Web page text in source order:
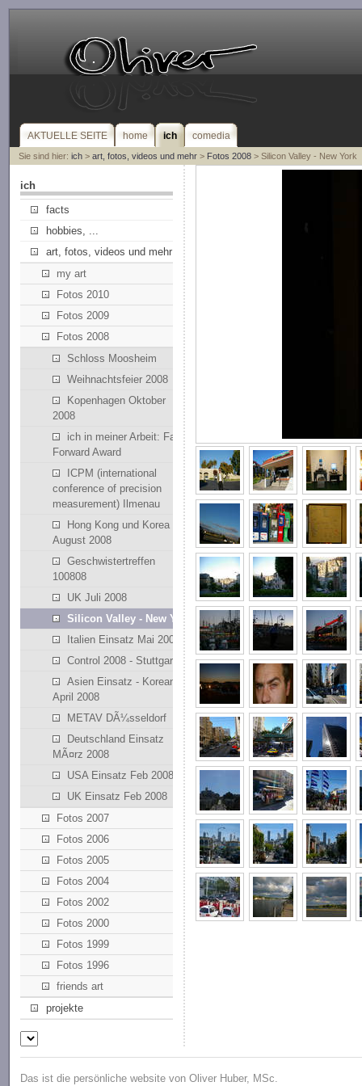
AKTUELLE SEITE home ich comedia
Sie sind hier: ich> art, fotos, videos und mehr> Fotos 2008> Silicon Valley - New York
ich
facts
hobbies, ...
art, fotos, videos und mehr
my art
Fotos 2010
Fotos 2009
Fotos 2008
Schloss Moosheim
Weihnachtsfeier 2008
Kopenhagen Oktober
2008
ich in meiner Arbeit: Fast
Forward Award
ICPM (international
conference of precision
measurement) Ilmenau
Hong Kong und Korea
August 2008
Geschwistertreffen
100808
UK Juli 2008
Silicon Valley - New York
Italien Einsatz Mai 2008
Control 2008 - Stuttgart
Asien Einsatz - Korean
April 2008
METAV DÃ¼sseldorf
Deutschland Einsatz
MÃ¤rz 2008
USA Einsatz Feb 2008
UK Einsatz Feb 2008
Fotos 2007
Fotos 2006
Fotos 2005
Fotos 2004
Fotos 2002
Fotos 2000
Fotos 1999
Fotos 1996
friends art
projekte
Das ist die persönliche website von Oliver Huber, MSc.